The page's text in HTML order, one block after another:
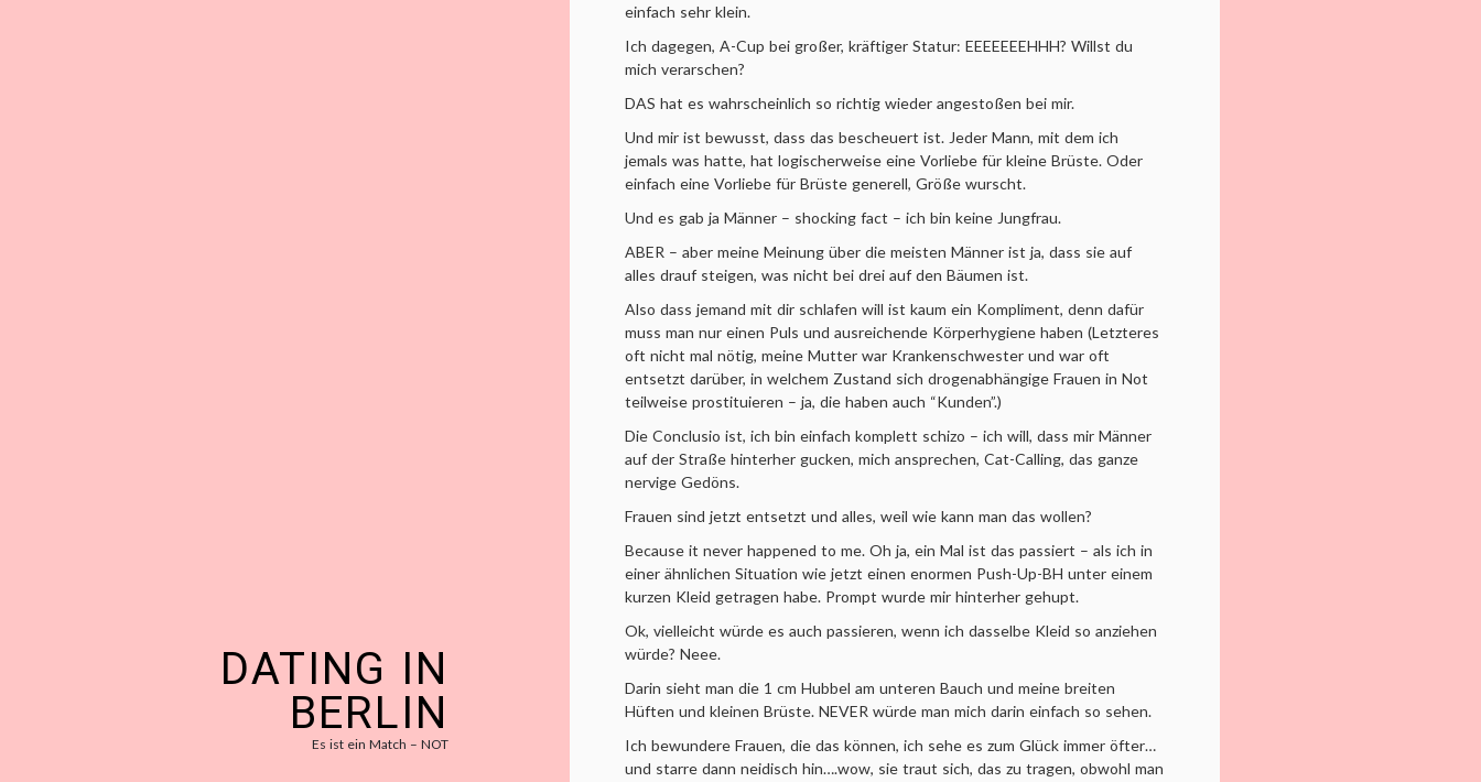
DATING IN
BERLIN
Es ist ein Match – NOT
einfach sehr klein.
Ich dagegen, A-Cup bei großer, kräftiger Statur: EEEEEEEHHH? Willst du
mich verarschen?
DAS hat es wahrscheinlich so richtig wieder angestoßen bei mir.
Und mir ist bewusst, dass das bescheuert ist. Jeder Mann, mit dem ich
jemals was hatte, hat logischerweise eine Vorliebe für kleine Brüste. Oder
einfach eine Vorliebe für Brüste generell, Größe wurscht.
Und es gab ja Männer – shocking fact – ich bin keine Jungfrau.
ABER – aber meine Meinung über die meisten Männer ist ja, dass sie auf
alles drauf steigen, was nicht bei drei auf den Bäumen ist.
Also dass jemand mit dir schlafen will ist kaum ein Kompliment, denn dafür
muss man nur einen Puls und ausreichende Körperhygiene haben (Letzteres
oft nicht mal nötig, meine Mutter war Krankenschwester und war oft
entsetzt darüber, in welchem Zustand sich drogenabhängige Frauen in Not
teilweise prostituieren – ja, die haben auch “Kunden”.)
Die Conclusio ist, ich bin einfach komplett schizo – ich will, dass mir Männer
auf der Straße hinterher gucken, mich ansprechen, Cat-Calling, das ganze
nervige Gedöns.
Frauen sind jetzt entsetzt und alles, weil wie kann man das wollen?
Because it never happened to me. Oh ja, ein Mal ist das passiert – als ich in
einer ähnlichen Situation wie jetzt einen enormen Push-Up-BH unter einem
kurzen Kleid getragen habe. Prompt wurde mir hinterher gehupt.
Ok, vielleicht würde es auch passieren, wenn ich dasselbe Kleid so anziehen
würde? Neee.
Darin sieht man die 1 cm Hubbel am unteren Bauch und meine breiten
Hüften und kleinen Brüste. NEVER würde man mich darin einfach so sehen.
Ich bewundere Frauen, die das können, ich sehe es zum Glück immer öfter…
und starre dann neidisch hin….wow, sie traut sich, das zu tragen, obwohl man